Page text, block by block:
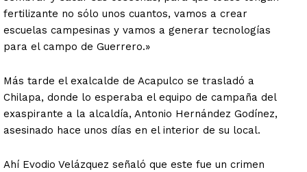
fertilizante no sólo unos cuantos, vamos a crear
escuelas campesinas y vamos a generar tecnologías
para el campo de Guerrero.»
Más tarde el exalcalde de Acapulco se trasladó a
Chilapa, donde lo esperaba el equipo de campaña del
exaspirante a la alcaldía, Antonio Hernández Godínez,
asesinado hace unos días en el interior de su local.
Ahí Evodio Velázquez señaló que este fue un crimen